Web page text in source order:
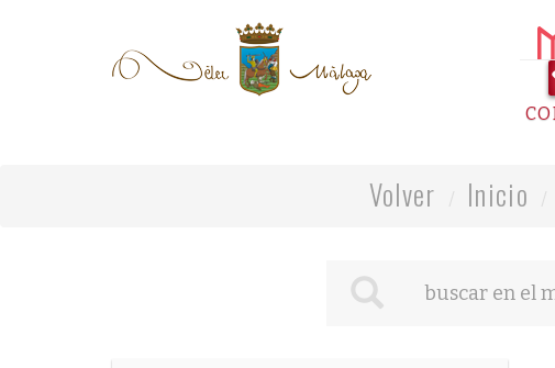
Volver Inicio